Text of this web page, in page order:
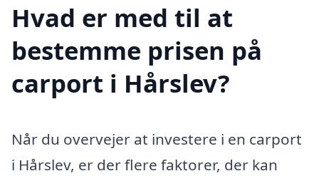
Hvad er med til at
bestemme prisen på
carport i Hårslev?
Når du overvejer at investere i en carport
i Hårslev, er der flere faktorer, der kan